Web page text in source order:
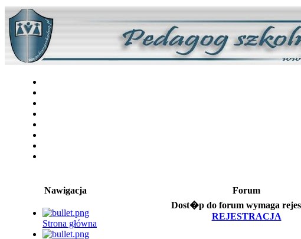
Nawigacja
Strona główna
Forum
Dost�p do forum wymaga
REJESTRACJA